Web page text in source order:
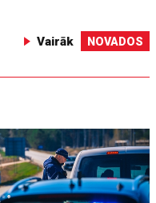
Vairāk NOVADOS